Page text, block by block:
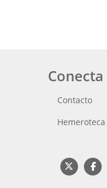
Conecta
Contacto
Hemeroteca